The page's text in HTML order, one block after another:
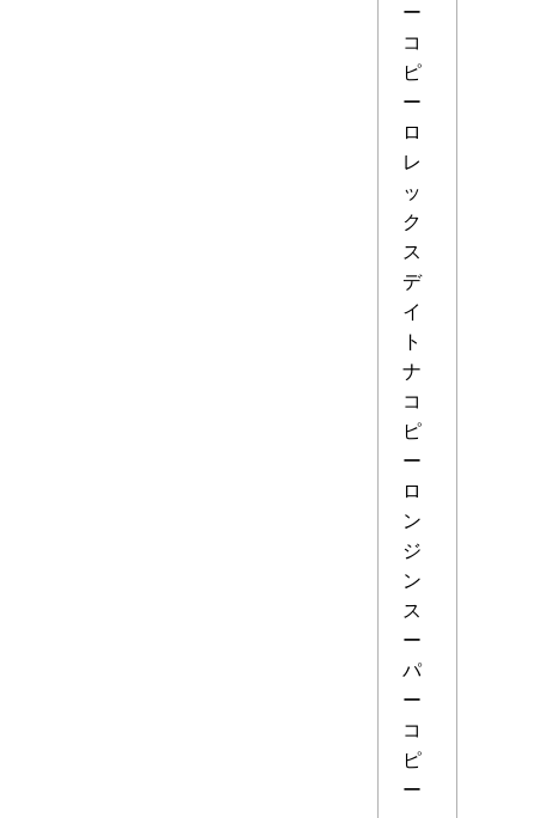
ー
コ
ピ
ー
ロ
レ
ッ
ク
ス
デ
イ
ト
ナ
コ
ピ
ー
ロ
ン
ジ
ン
ス
ー
パ
ー
コ
ピ
ー